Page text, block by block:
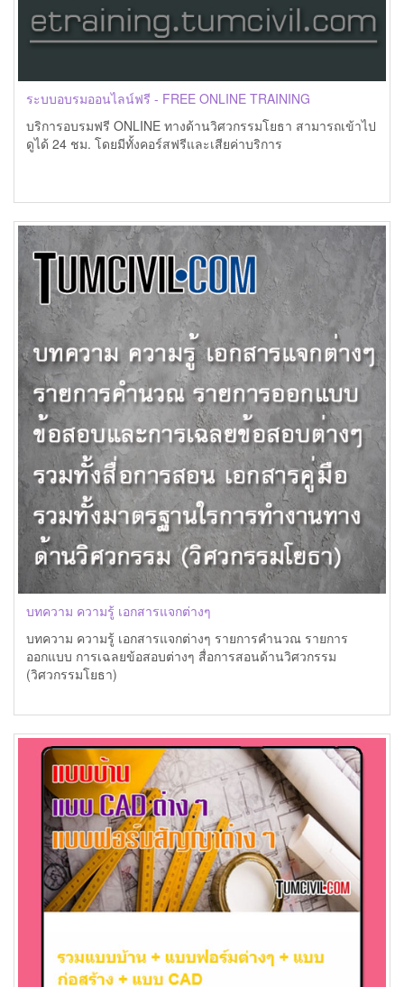
ระบบอบรมออนไลน์ฟรี - FREE ONLINE TRAINING
บริการอบรมฟรี ONLINE ทางด้านวิศวกรรมโยธา สามารถเข้าไป
ดูได้ 24 ชม. โดยมีทั้งคอร์สฟรีและเสียค่าบริการ
บทความ ความรู้ เอกสารแจกต่างๆ
บทความ ความรู้ เอกสารแจกต่างๆ รายการคำนวณ รายการ
ออกแบบ การเฉลยข้อสอบต่างๆ สื่อการสอนด้านวิศวกรรม
(วิศวกรรมโยธา)